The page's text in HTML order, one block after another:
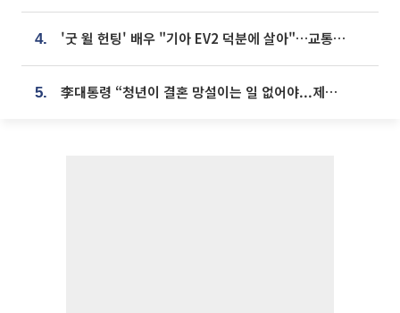
4. '굿 윌 헌팅' 배우 "기아 EV2 덕분에 살아"…교통사고 후 안전성 극찬
5. 李대통령 “청년이 결혼 망설이는 일 없어야...제도상 불이익 조사”